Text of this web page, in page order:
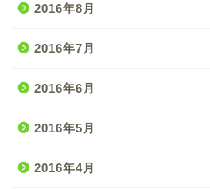
2016年8月
2016年7月
2016年6月
2016年5月
2016年4月